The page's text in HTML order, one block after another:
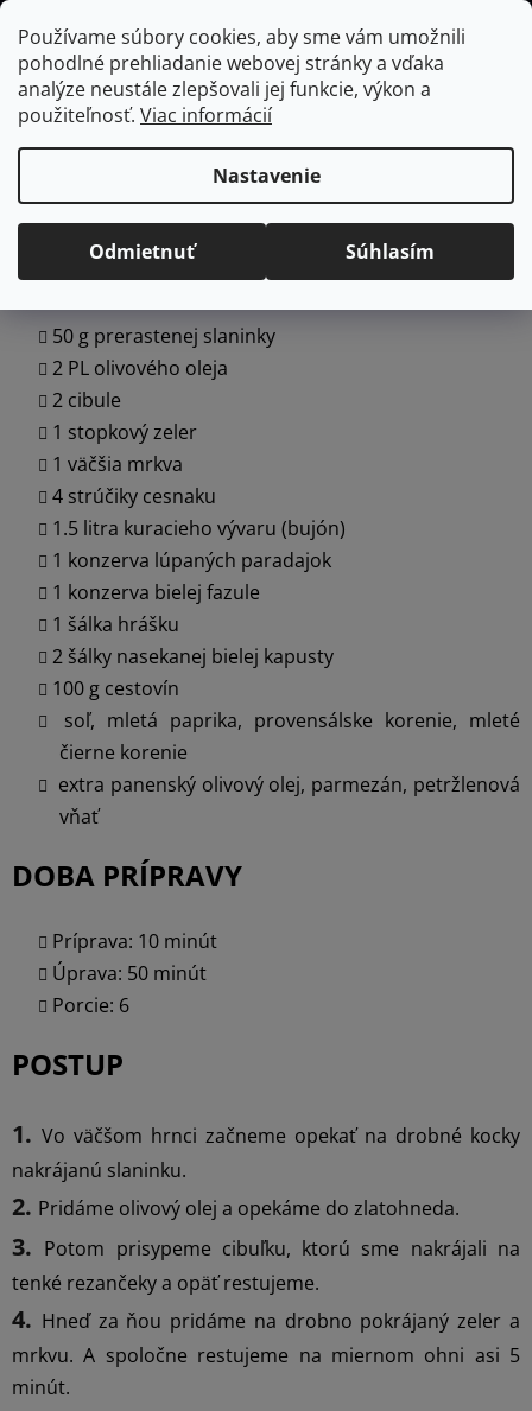
Používame súbory cookies, aby sme vám umožnili
pohodlné prehliadanie webovej stránky a vďaka
analýze neustále zlepšovali jej funkcie, výkon a
použiteľnosť. Viac informácií
Nastavenie
Odmietnuť Súhlasím
Prejsť
na
obsah
Hľadať
Domov
/ Recepty / Polievka Minestrone
Polievka Minestrone
INGREDIENCIE
50 g prerastenej slaninky
2 PL olivového oleja
2 cibule
1 stopkový zeler
1 väčšia mrkva
4 strúčiky cesnaku
1.5 litra kuracieho vývaru (bujón)
1 konzerva lúpaných paradajok
1 konzerva bielej fazule
1 šálka hrášku
2 šálky nasekanej bielej kapusty
100 g cestovín
soľ, mletá paprika, provensálske korenie, mleté
čierne korenie
extra panenský olivový olej, parmezán, petržlenová
vňať
DOBA PRÍPRAVY
Príprava: 10 minút
Úprava: 50 minút
Porcie: 6
POSTUP
Vo väčšom hrnci začneme opekať na drobné kocky
nakrájanú slaninku.
Pridáme olivový olej a opekáme do zlatohneda.
Potom prisypeme cibuľku, ktorú sme nakrájali na
tenké rezančeky a opäť restujeme.
Hneď za ňou pridáme na drobno pokrájaný zeler a
mrkvu. A spoločne restujeme na miernom ohni asi 5
minút.